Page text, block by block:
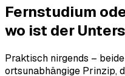
Fernstudium
wo ist der
Praktisch nirgends –
ortsunabhängige Prinzip,